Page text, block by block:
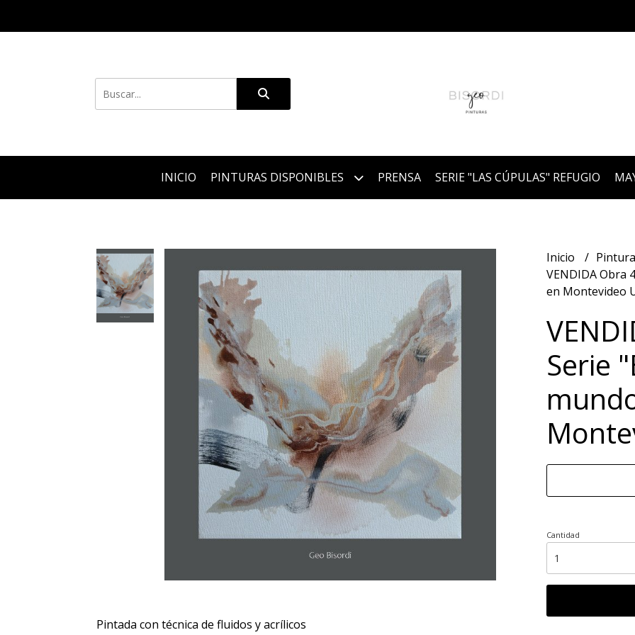
INICIO PINTURAS DISPONIBLES PRENSA SERIE "LAS CÚPULAS" REFUGIO
Pintada con técnica de fluidos y acrílicos
Inicio
VENDIDA Obra
en Montevideo
Serie
Cantidad